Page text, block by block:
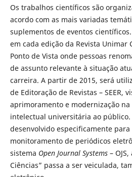
Os trabalhos científicos são
acordo com as mais variadas
suplementos de eventos
em cada edição da Revista Unimar
Ponto de Vista onde pessoas
de assunto relevante à situação
carreira. A partir de 2015, será
de Editoração de Revistas – SEER,
aprimoramento e modernização
intelectual universitária ao público.
desenvolvido especificamente para
monitoramento de periódicos
sistema Open Journal Systems–
Ciências” passa a ser veiculada,